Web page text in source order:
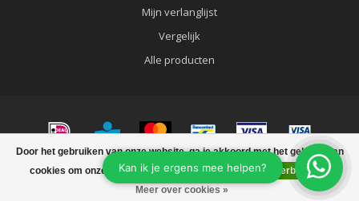
Door het gebruiken van onze website, ga je akkoord met het gebruik van
cookies om onze website te verbeteren.
Dit bericht verbergen
Meer over cookies »
Mijn verlanglijst
Vergelijk
Alle producten
© Copyright 2026 KATOO FASHION&LIVING
FILTERS